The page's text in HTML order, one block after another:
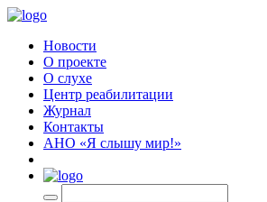
Новости
О проекте
О слухе
Центр реабилитации
Журнал
Контакты
АНО «Я слышу мир!»